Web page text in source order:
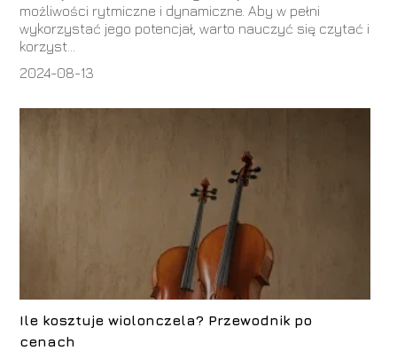
możliwości rytmiczne i dynamiczne. Aby w pełni
wykorzystać jego potencjał, warto nauczyć się czytać i
korzyst...
2024-08-13
Ile kosztuje wiolonczela? Przewodnik po
cenach